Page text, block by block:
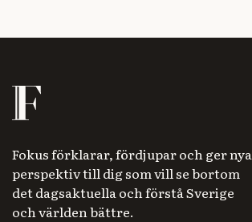
Fokus förklarar, fördjupar och ger nya
perspektiv till dig som vill se bortom
det dagsaktuella och förstå Sverige
och världen bättre.